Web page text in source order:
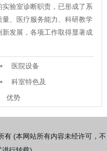
验室诊断职责，已形成了系
、医疗服务能力、科研教学
发展，各项工作取得显著成
医院设备
科室特色及
优势
有 (本网站所有内容未经许可，不